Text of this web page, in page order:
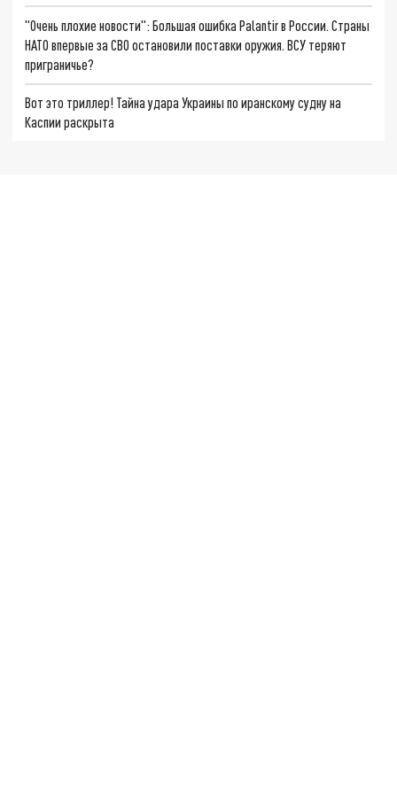
"Очень плохие новости": Большая ошибка Palantir в России. Страны
НАТО впервые за СВО остановили поставки оружия. ВСУ теряют
приграничье?
Вот это триллер! Тайна удара Украины по иранскому судну на
Каспии раскрыта